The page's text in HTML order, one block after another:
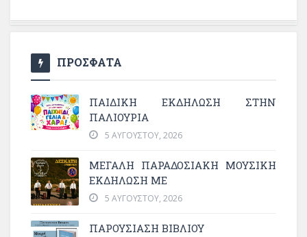
ΠΡΟΣΦΑΤΑ
ΠΑΙΔΙΚΗ ΕΚΔΗΛΩΣΗ ΣΤΗΝ
ΠΑΛΙΟΥΡΙΑ
5 ΑΥΓΟΎΣΤΟΥ, 2026
ΜΕΓΆΛΗ ΠΑΡΑΔΟΣΙΑΚΉ ΜΟΥΣΙΚΉ
ΕΚΔΉΛΩΣΗ ΜΕ
5 ΑΥΓΟΎΣΤΟΥ, 2026
ΠΑΡΟΥΣΙΑΣΗ ΒΙΒΛΙΟΥ